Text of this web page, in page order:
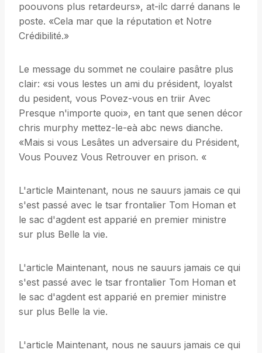
poouvons plus retardeurs», at-ilc darré danans le
poste. «Cela mar que la réputation et Notre
Crédibilité.»
Le message du sommet ne coulaire pasâtre plus
clair: «si vous lestes un ami du président, loyalst
du pesident, vous Povez-vous en triir Avec
Presque n'importe quoi», en tant que senen décor
chris murphy mettez-le-eà abc news dianche.
«Mais si vous Lesâtes un adversaire du Président,
Vous Pouvez Vous Retrouver en prison. «
L'article Maintenant, nous ne sauurs jamais ce qui
s'est passé avec le tsar frontalier Tom Homan et
le sac d'agdent est apparié en premier ministre
sur plus Belle la vie.
L'article Maintenant, nous ne sauurs jamais ce qui
s'est passé avec le tsar frontalier Tom Homan et
le sac d'agdent est apparié en premier ministre
sur plus Belle la vie.
L'article Maintenant, nous ne sauurs jamais ce qui